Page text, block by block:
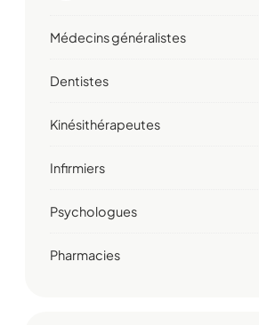
Médecins généralistes
Dentistes
Kinésithérapeutes
Infirmiers
Psychologues
Pharmacies